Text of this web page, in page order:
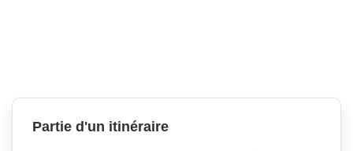
Partie d'un itinéraire